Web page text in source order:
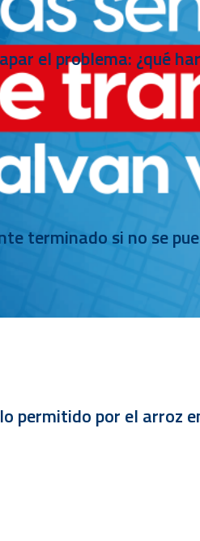
el problema: ¿qué
terminado si no se
permitido por el arroz